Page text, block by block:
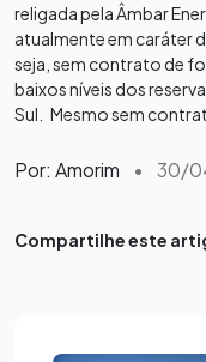
religada pela Âmbar
atualmente em caráter
seja, sem contrato de
baixos níveis dos
Sul. Mesmo sem
Por: Amorim • 30/
Compartilhe este